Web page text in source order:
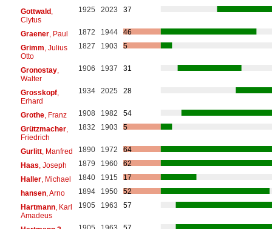
Gottwald,
Clytus
1925 2023 37
Graener, Paul 1872 1944
46
Grimm , Julius
Otto
1827 1903 5
Gronostay,
Walter
1906 1937 31
Grosskopf,
Erhard
1934 2025 28
Grothe, Franz 1908 1982
54
Grützmacher,
Friedrich
1832 1903 5
Gurlitt, Manfred 1890 1972
64
Haas , Joseph 1879 1960
62
Haller, Michael 1840 1915
17
hansen, Arno 1894 1950
52
Hartmann, Karl
Amadeus
1905 1963 57